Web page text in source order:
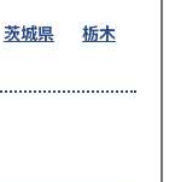
茨城県
栃木